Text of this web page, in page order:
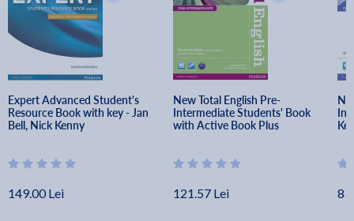
Expert Advanced Student's
Resource Book with key - Jan
Bell, Nick Kenny
149.00 Lei
New Total English Pre-
Intermediate Students' Book
with Active Book Plus
Acklam
121.57 Lei